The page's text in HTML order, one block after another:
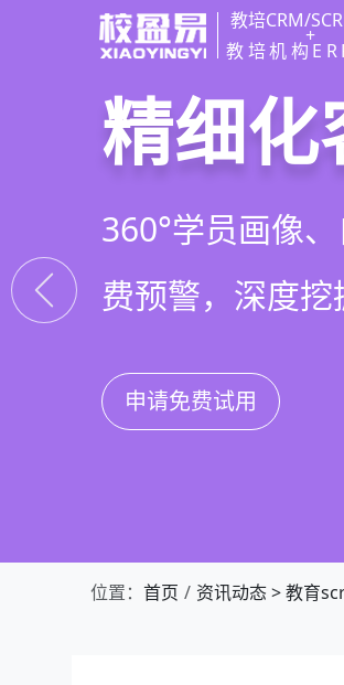
教培CRM/
+
教培机构
教培行
以学员为中心，
复购转介绍的全
申请免费试用
智能
线索自动分配
析，打造高绩
申请免费试用
精细化
360°学员画像
费预警，深度
申请免费试用
私域招
集成企微SCRM
具，实现低成
申请免费试用
位置： 首页 资讯动态>教育